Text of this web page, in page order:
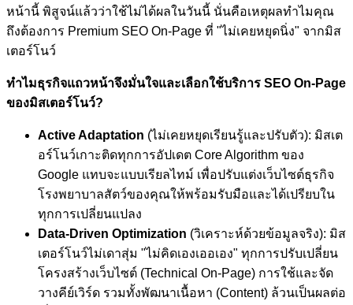
หน้านี้ พิสูจน์แล้วว่าใช้ไม่ได้ผลในวันนี้ นั่นคือเหตุผลทำไมคุณ
ถึงต้องการ Premium SEO On-Page ที่ "ไม่เคยหยุดนิ่ง" จากมิส
เตอร์โนว์
ทำไมธุรกิจแถวหน้าจึงมั่นใจและเลือกใช้บริการ SEO On-Page
ของมิสเตอร์โนว์?
Active Adaptation (ไม่เคยหยุดเรียนรู้และปรับตัว): มิสเต
อร์โนว์เกาะติดทุกการอัปเดต Core Algorithm ของ
Google แทบจะแบบเรียลไทม์ เพื่อปรับแต่งเว็บไซต์ธุรกิจ
โรงพยาบาลสัตว์ของคุณให้พร้อมรับมือและได้เปรียบใน
ทุกการเปลี่ยนแปลง
Data-Driven Optimization (วิเคราะห์ด้วยข้อมูลจริง): มิส
เตอร์โนว์ไม่เดาสุ่ม "ไม่คิดเองเออเอง" ทุกการปรับเปลี่ยน
โครงสร้างเว็บไซต์ (Technical On-Page) การใช้และจัด
วางคีย์เวิร์ด รวมทั้งพัฒนาเนื้อหา (Content) ล้วนเป็นผลต่อ